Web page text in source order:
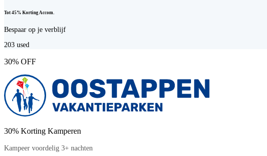
Tot 45% Korting Accom.
Bespaar op je verblijf
203 used
30% OFF
30% Korting Kamperen
Kampeer voordelig 3+ nachten